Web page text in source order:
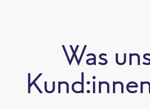
Was